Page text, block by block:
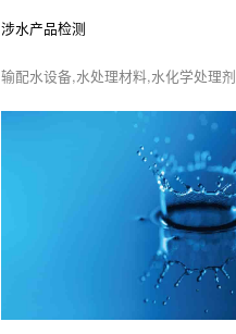
涉水产品检测
输配水设备,水处理材料,水化学处理剂